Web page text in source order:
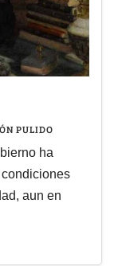
PULIDO
ha
aun en